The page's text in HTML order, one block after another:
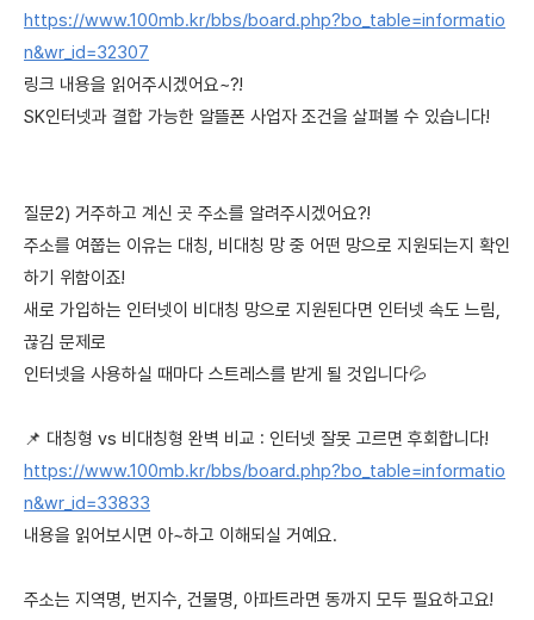
https://www.100mb.kr/bbs/board.php?bo_table=informatio
n&wr_id=32307
링크 내용을 읽어주시겠어요~?!
SK인터넷과 결합 가능한 알뜰폰 사업자 조건을 살펴볼 수 있습니다!
질문2) 거주하고 계신 곳 주소를 알려주시겠어요?!
주소를 여쭙는 이유는 대칭, 비대칭 망 중 어떤 망으로 지원되는지 확인
하기 위함이죠!
새로 가입하는 인터넷이 비대칭 망으로 지원된다면 인터넷 속도 느림,
끊김 문제로
인터넷을 사용하실 때마다 스트레스를 받게 될 것입니다💦
📌 대칭형 vs 비대칭형 완벽 비교 : 인터넷 잘못 고르면 후회합니다!
https://www.100mb.kr/bbs/board.php?bo_table=informatio
n&wr_id=33833
내용을 읽어보시면 아~하고 이해되실 거예요.
주소는 지역명, 번지수, 건물명, 아파트라면 동까지 모두 필요하고요!